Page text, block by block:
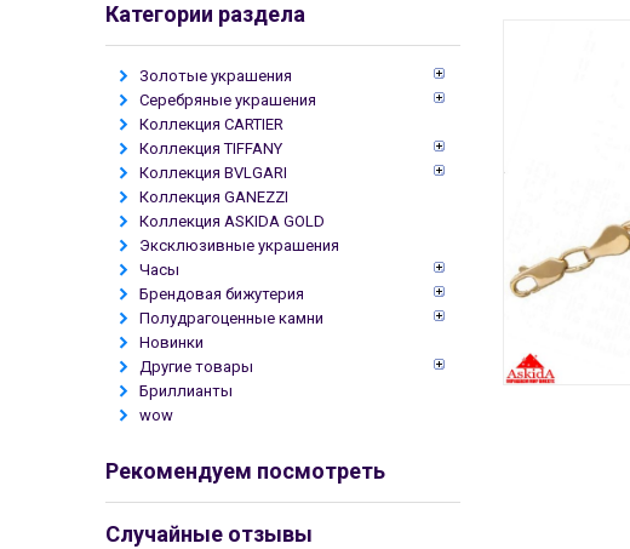
Категории раздела
Золотые украшения
Серебряные украшения
Коллекция CARTIER
Коллекция TIFFANY
Коллекция BVLGARI
Коллекция GANEZZI
Коллекция ASKIDA GOLD
Эксклюзивные украшения
Часы
Брендовая бижутерия
Полудрагоценные камни
Новинки
Другие товары
Бриллианты
wow
Рекомендуем посмотреть
Случайные отзывы